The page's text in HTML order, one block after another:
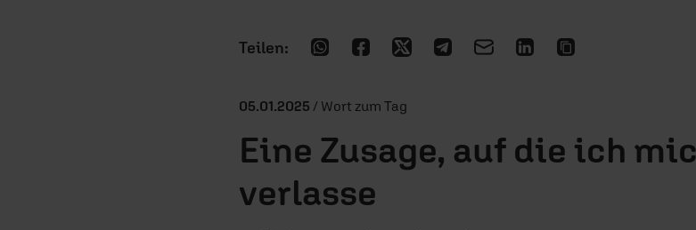
05.01.2025 / Wort zum Tag
Eine Zusage, auf die ich
verlasse